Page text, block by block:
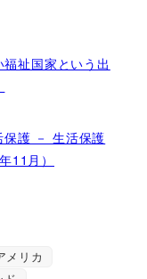
祉国家という出
護 － 生活保護
11月）
メリカ